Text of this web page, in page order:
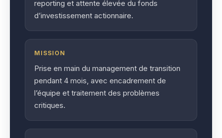
reporting et attente élevée du fonds
d’investissement actionnaire.
MISSION
Prise en main du management de transition
pendant 4 mois, avec encadrement de
l’équipe et traitement des problèmes
critiques.